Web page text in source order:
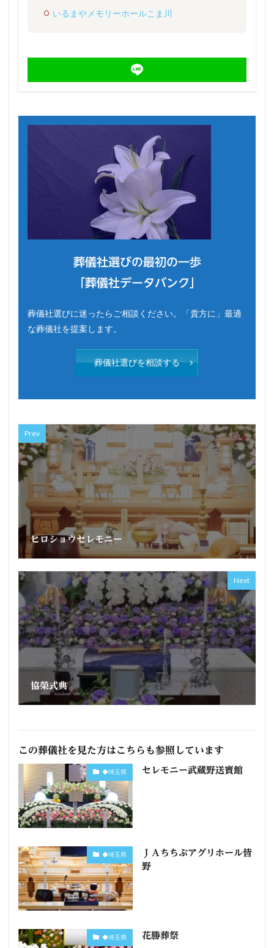
いるまやメモリーホールこま川
葬儀社選びの最初の一歩
「葬儀社データバンク」
葬儀社選びに迷ったらご相談ください。「貴方に」最適
な葬儀社を提案します。
葬儀社選びを相談する
Prev
ヒロショウセレモニー
Next
協榮式典
この葬儀社を見た方はこちらも参照しています
◆埼玉県 セレモニー武蔵野送賓館
◆埼玉県
ＪＡちちぶアグリホール皆
野
◆埼玉県 花勝葬祭